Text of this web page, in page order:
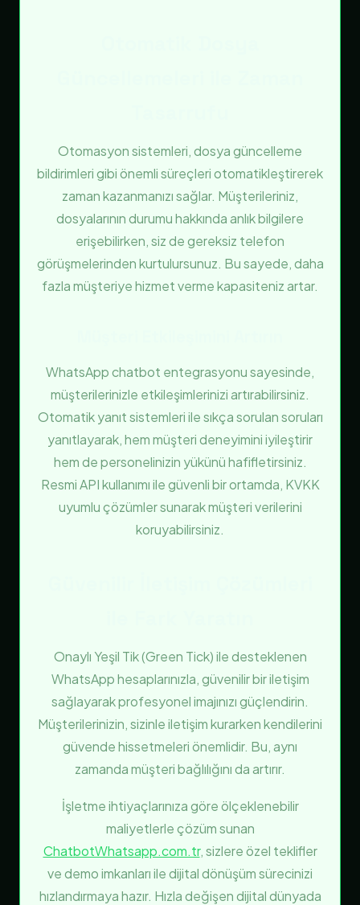
Otomasyon sistemleri, dosya güncelleme
bildirimleri gibi önemli süreçleri otomatikleştirerek
zaman kazanmanızı sağlar. Müşterileriniz,
dosyalarının durumu hakkında anlık bilgilere
erişebilirken, siz de gereksiz telefon
görüşmelerinden kurtulursunuz. Bu sayede, daha
fazla müşteriye hizmet verme kapasiteniz artar.
WhatsApp chatbot entegrasyonu sayesinde,
müşterilerinizle etkileşimlerinizi artırabilirsiniz.
Otomatik yanıt sistemleri ile sıkça sorulan soruları
yanıtlayarak, hem müşteri deneyimini iyileştirir
hem de personelinizin yükünü hafifletirsiniz.
Resmi API kullanımı ile güvenli bir ortamda, KVKK
uyumlu çözümler sunarak müşteri verilerini
koruyabilirsiniz.
Onaylı Yeşil Tik (Green Tick) ile desteklenen
WhatsApp hesaplarınızla, güvenilir bir iletişim
sağlayarak profesyonel imajınızı güçlendirin.
Müşterilerinizin, sizinle iletişim kurarken kendilerini
güvende hissetmeleri önemlidir. Bu, aynı
zamanda müşteri bağlılığını da artırır.
İşletme ihtiyaçlarınıza göre ölçeklenebilir
maliyetlerle çözüm sunan
ChatbotWhatsapp.com.tr, sizlere özel teklifler
ve demo imkanları ile dijital dönüşüm sürecinizi
hızlandırmaya hazır. Hızla değişen dijital dünyada